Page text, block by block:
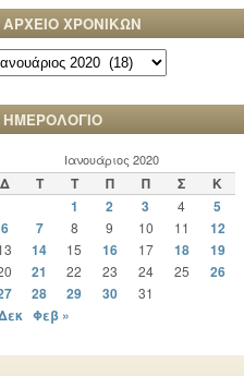
ΑΡΧΕΙΟ ΧΡΟΝΙΚΩΝ
ΗΜΕΡΟΛΟΓΙΟ
Ιανουάριος 2020
Δ Τ Τ Π Π Σ
Κ
1
2 3 4
5
6
7 8 9 10 11 12
14 15 16 17 18 19
21 22 23 24 25
26
28 29 30 31
Φεβ »